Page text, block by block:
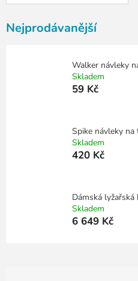
Nejprodávanější
Walker návleky
Skladem
59 Kč
Spike návleky na
Skladem
420 Kč
Dámská
Skladem
6 649 Kč